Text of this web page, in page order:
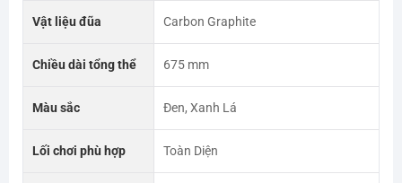
Vật liệu đũa Carbon Graphite
Chiều dài tổng thể 675 mm
Màu sắc Đen, Xanh Lá
Lối chơi phù hợp Toàn Diện